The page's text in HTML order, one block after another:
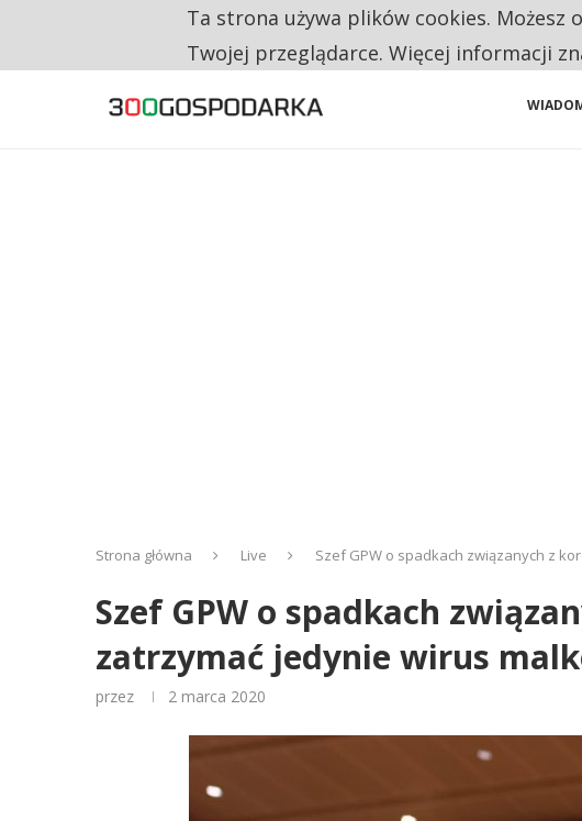
CO TRZECIĄ ZŁOTÓWKĘ Z EMERYTURY SENIORZY
Strona główna Live Szef GPW o spadkach związanych z
Szef GPW o spadkach
zatrzymać jedynie wirus
przez 2 marca 2020
Ta strona używa plików cookies.
Twojej przeglądarce. Więcej informacji